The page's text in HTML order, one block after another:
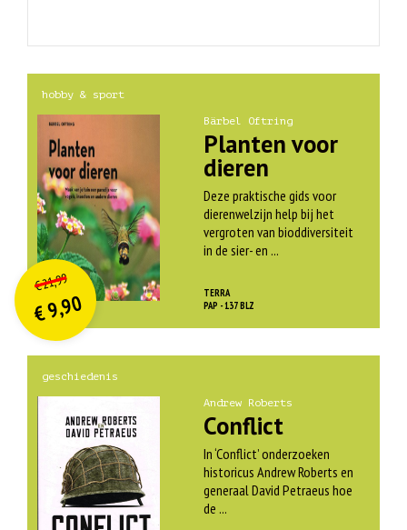
hobby & sport
Bärbel Oftring
Planten voor
dieren
Deze praktische gids voor
dierenwelzijn help bij het
vergroten van bioddiversiteit
in de sier- en ...
TERRA
PAP - 137 BLZ
€21,99O
orspr
onkelijke
prijs
was:
€ 21,99.
€9,90
Huidige
prijs
is:
€ 9,90.
geschiedenis
Andrew Roberts
Conflict
In ‘Conflict’ onderzoeken
historicus Andrew Roberts en
generaal David Petraeus hoe
de ...